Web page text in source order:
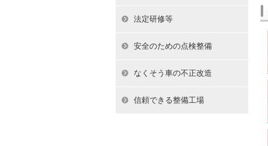
法定研修等
安全のための点検整備
なくそう車の不正改造
信頼できる整備工場